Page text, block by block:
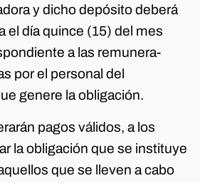
y dicho depósito deberá
el día quince (15) del mes
a las remunera-
por el personal del
genere la obligación.
pagos válidos, a los
la obligación que se instituye
que se lleven a cabo